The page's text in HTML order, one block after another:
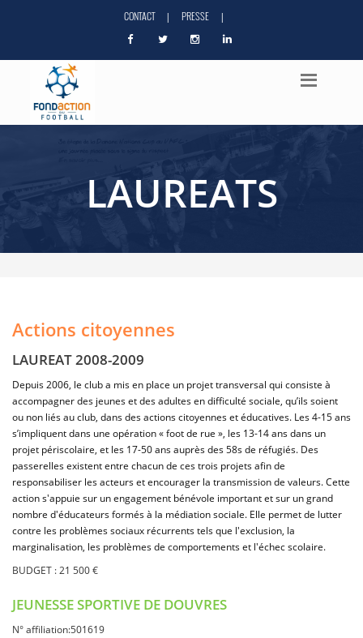
CONTACT | PRESSE |
LAUREATS
Actions citoyennes
LAUREAT 2008-2009
Depuis 2006, le club a mis en place un projet transversal qui consiste à
accompagner des jeunes et des adultes en difficulté sociale, qu’ils soient
ou non liés au club, dans des actions citoyennes et éducatives. Les 4-15 ans
s’impliquent dans une opération « foot de rue », les 13-14 ans dans un
projet périscolaire, et les 17-50 ans auprès des 58s de réfugiés. Des
passerelles existent entre chacun de ces trois projets afin de
responsabiliser les acteurs et encourager la transmission de valeurs. Cette
action s'appuie sur un engagement bénévole important et sur un grand
nombre d'éducateurs formés à la médiation sociale. Elle permet de lutter
contre les problèmes sociaux récurrents tels que l'exclusion, la
marginalisation, les problèmes de comportements et l'échec scolaire.
BUDGET : 21 500 €
JEUNESSE SPORTIVE DE DOUVRES
N° affiliation:501619